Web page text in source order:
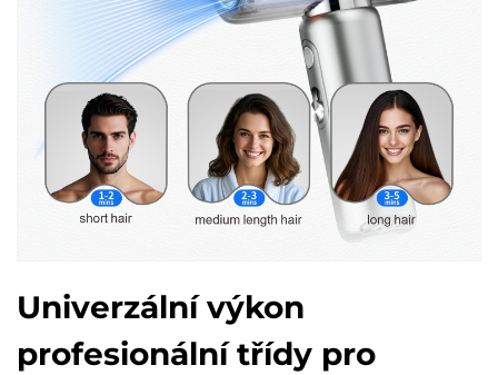
Univerzální výkon
profesionální třídy pro